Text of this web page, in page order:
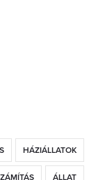
HÁZIÁLLATOK
ÁLLAT